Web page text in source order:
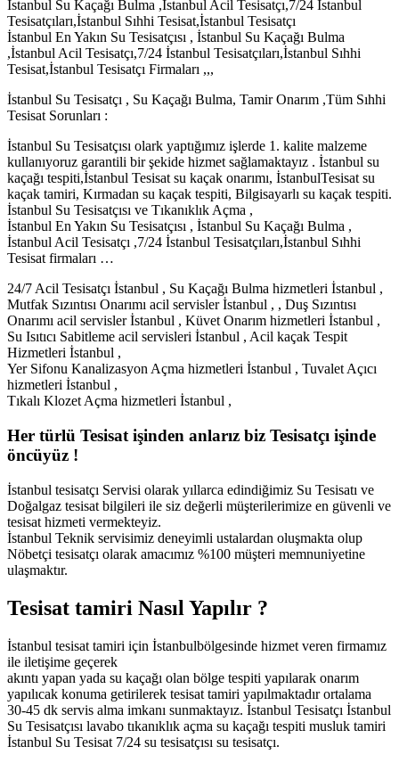
İstanbul Su Kaçağı Bulma ,İstanbul Acil Tesisatçı,7/24 İstanbul
Tesisatçıları,İstanbul Sıhhi Tesisat,İstanbul Tesisatçı
İstanbul En Yakın Su Tesisatçısı , İstanbul Su Kaçağı Bulma
,İstanbul Acil Tesisatçı,7/24 İstanbul Tesisatçıları,İstanbul Sıhhi
Tesisat,İstanbul Tesisatçı Firmaları ,,,
İstanbul Su Tesisatçı , Su Kaçağı Bulma, Tamir Onarım ,Tüm Sıhhi
Tesisat Sorunları :
İstanbul Su Tesisatçısı olark yaptığımız işlerde 1. kalite malzeme
kullanıyoruz garantili bir şekide hizmet sağlamaktayız . İstanbul su
kaçağı tespiti,İstanbul Tesisat su kaçak onarımı, İstanbulTesisat su
kaçak tamiri, Kırmadan su kaçak tespiti, Bilgisayarlı su kaçak tespiti.
İstanbul Su Tesisatçısı ve Tıkanıklık Açma ,
İstanbul En Yakın Su Tesisatçısı , İstanbul Su Kaçağı Bulma ,
İstanbul Acil Tesisatçı ,7/24 İstanbul Tesisatçıları,İstanbul Sıhhi
Tesisat firmaları …
24/7 Acil Tesisatçı İstanbul , Su Kaçağı Bulma hizmetleri İstanbul ,
Mutfak Sızıntısı Onarımı acil servisler İstanbul , , Duş Sızıntısı
Onarımı acil servisler İstanbul , Küvet Onarım hizmetleri İstanbul ,
Su Isıtıcı Sabitleme acil servisleri İstanbul , Acil kaçak Tespit
Hizmetleri İstanbul ,
Yer Sifonu Kanalizasyon Açma hizmetleri İstanbul , Tuvalet Açıcı
hizmetleri İstanbul ,
Tıkalı Klozet Açma hizmetleri İstanbul ,
Her türlü Tesisat işinden anlarız biz Tesisatçı işinde
öncüyüz !
İstanbul tesisatçı Servisi olarak yıllarca edindiğimiz Su Tesisatı ve
Doğalgaz tesisat bilgileri ile siz değerli müşterilerimize en güvenli ve
tesisat hizmeti vermekteyiz.
İstanbul Teknik servisimiz deneyimli ustalardan oluşmakta olup
Nöbetçi tesisatçı olarak amacımız %100 müşteri memnuniyetine
ulaşmaktır.
Tesisat tamiri Nasıl Yapılır ?
İstanbul tesisat tamiri için İstanbulbölgesinde hizmet veren firmamız
ile iletişime geçerek
akıntı yapan yada su kaçağı olan bölge tespiti yapılarak onarım
yapılıcak konuma getirilerek tesisat tamiri yapılmaktadır ortalama
30-45 dk servis alma imkanı sunmaktayız. İstanbul Tesisatçı İstanbul
Su Tesisatçısı lavabo tıkanıklık açma su kaçağı tespiti musluk tamiri
İstanbul Su Tesisat 7/24 su tesisatçısı su tesisatçı.